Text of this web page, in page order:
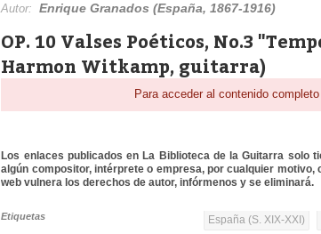
Autor:Enrique Granados (España, 1867-1916)
OP. 10 Valses Poéticos, No.3
Harmon Witkamp, guitarra)
Para acceder al contenido
Los enlaces publicados en La Biblioteca de la Guitarra solo
algún compositor, intérprete o empresa, por cualquier
web vulnera los derechos de autor, infórmenos y se eliminará.
Etiquetas España (S. XIX-XXI)